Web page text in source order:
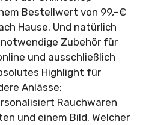
Bestellwert von 99,–€
Hause. Und natürlich
Zubehör für
und ausschließlich
Highlight für
Anlässe:
Rauchwaren
und einem Bild. Welcher